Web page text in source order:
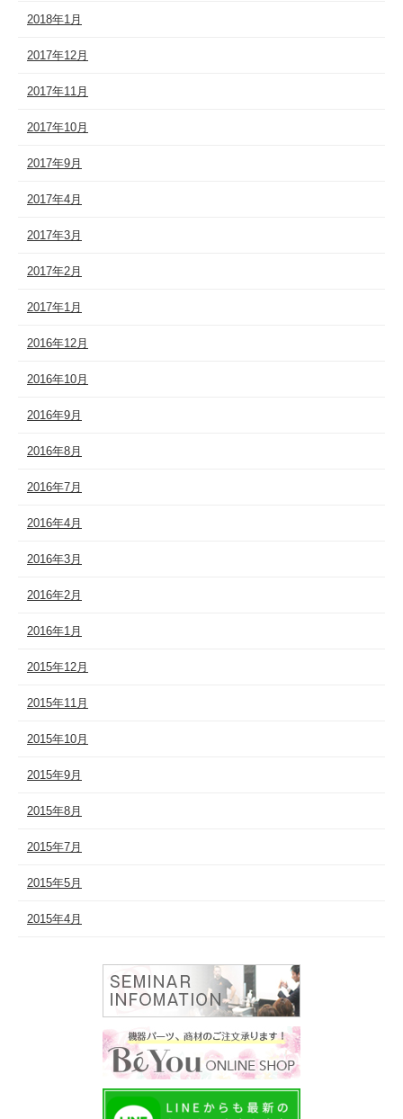
2018年1月
2017年12月
2017年11月
2017年10月
2017年9月
2017年4月
2017年3月
2017年2月
2017年1月
2016年12月
2016年10月
2016年9月
2016年8月
2016年7月
2016年4月
2016年3月
2016年2月
2016年1月
2015年12月
2015年11月
2015年10月
2015年9月
2015年8月
2015年7月
2015年5月
2015年4月